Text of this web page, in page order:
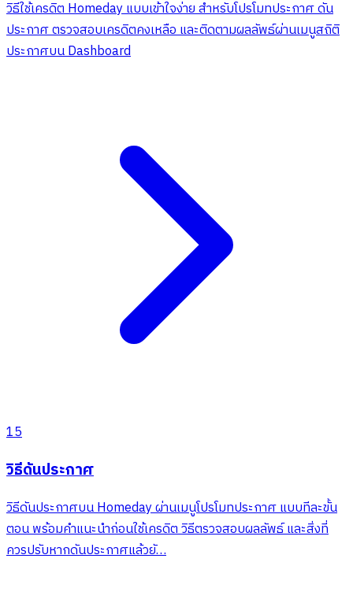
วิธีใช้เครดิต Homeday แบบเข้าใจง่าย สำหรับโปรโมทประกาศ ดัน
ประกาศ ตรวจสอบเครดิตคงเหลือ และติดตามผลลัพธ์ผ่านเมนูสถิติ
ประกาศบน Dashboard
15
วิธีดันประกาศ
วิธีดันประกาศบน Homeday ผ่านเมนูโปรโมทประกาศ แบบทีละขั้น
ตอน พร้อมคำแนะนำก่อนใช้เครดิต วิธีตรวจสอบผลลัพธ์ และสิ่งที่
ควรปรับหากดันประกาศแล้วยั…